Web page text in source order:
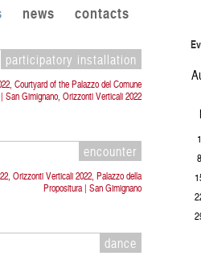
news contacts
participatory installation
Courtyard of the Palazzo del Comune
| San Gimignano, Orizzonti Verticali 2022
encounter
Orizzonti Verticali 2022, Palazzo della
Propositura | San Gimignano
dance
1
8